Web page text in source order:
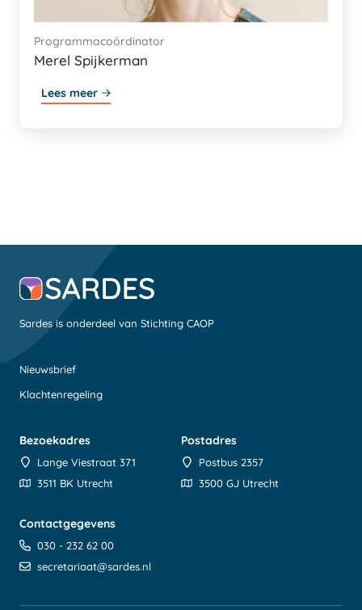
Merel Spijkerman
Programmacoördinator
Lees meer
Sardes is onderdeel van Stichting CAOP
Nieuwsbrief
Klachtenregeling
Bezoekadres
Lange Viestraat 371
3511 BK Utrecht
Postadres
Postbus 2357
3500 GJ Utrecht
Contactgegevens
030 - 232 62 00
secretariaat@sardes.nl